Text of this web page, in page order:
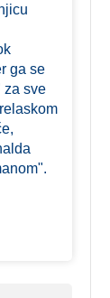
ga se
za sve